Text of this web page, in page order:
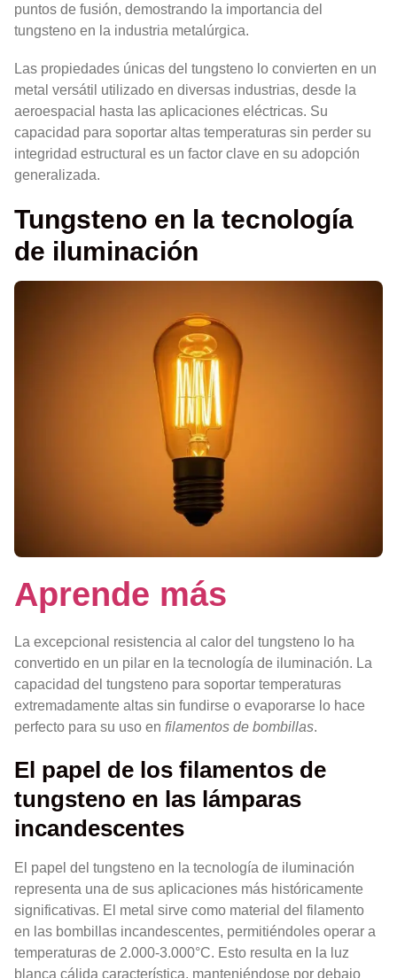
puntos de fusión, demostrando la importancia del
tungsteno en la industria metalúrgica.
Las propiedades únicas del tungsteno lo convierten en un
metal versátil utilizado en diversas industrias, desde la
aeroespacial hasta las aplicaciones eléctricas. Su
capacidad para soportar altas temperaturas sin perder su
integridad estructural es un factor clave en su adopción
generalizada.
Tungsteno en la tecnología
de iluminación
Aprende más
La excepcional resistencia al calor del tungsteno lo ha
convertido en un pilar en la tecnología de iluminación. La
capacidad del tungsteno para soportar temperaturas
extremadamente altas sin fundirse o evaporarse lo hace
perfecto para su uso en filamentos de bombillas.
El papel de los filamentos de
tungsteno en las lámparas
incandescentes
El papel del tungsteno en la tecnología de iluminación
representa una de sus aplicaciones más históricamente
significativas. El metal sirve como material del filamento
en las bombillas incandescentes, permitiéndoles operar a
temperaturas de 2.000-3.000°C. Esto resulta en la luz
blanca cálida característica, manteniéndose por debajo